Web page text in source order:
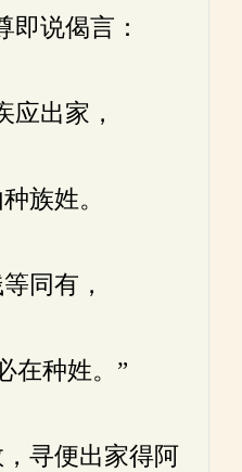
即说偈言：
应出家，
族姓。
同有，
在种姓。”
寻便出家得阿